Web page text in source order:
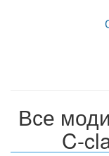
Все
C-